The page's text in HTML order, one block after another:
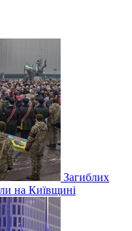
Загиблих
на Київщині